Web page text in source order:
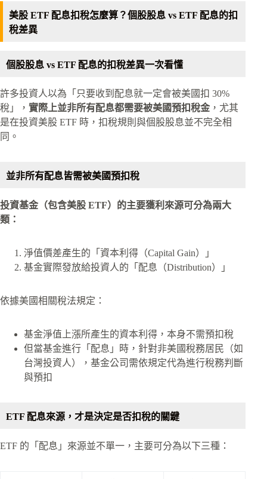
美股 ETF 配息扣稅怎麼算？個股股息 vs ETF 配息的扣
稅差異
個股股息 vs ETF 配息的扣稅差異一次看懂
許多投資人以為「只要收到配息就一定會被美國扣 30%
稅」， 實際上並非所有配息都需要被美國預扣稅金 ，尤其
是在投資美股 ETF 時，扣稅規則與個股股息並不完全相
同。
並非所有配息皆需被美國預扣稅
投資基金（包含美股 ETF）的主要獲利來源可分為兩大
類：
淨值價差產生的「資本利得（Capital Gain）」
基金實際發放給投資人的「配息（Distribution）」
依據美國相關稅法規定：
基金淨值上漲所產生的資本利得，本身不需預扣稅
但當基金進行「配息」時，針對非美國稅務居民（如
台灣投資人），基金公司需依規定代為進行稅務判斷
與預扣
ETF 配息來源，才是決定是否扣稅的關鍵
ETF 的「配息」來源並不單一，主要可分為以下三種：